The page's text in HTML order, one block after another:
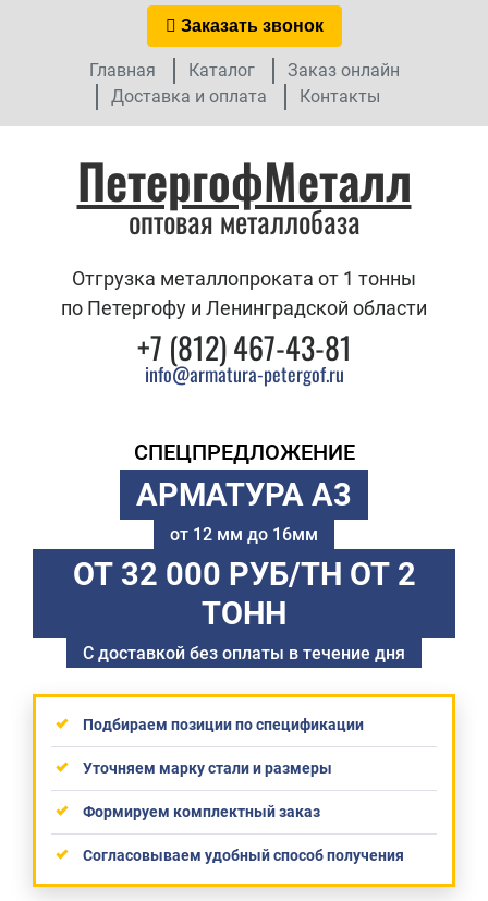
Заказать звонок
Главная Каталог
Заказ онлайн
Доставка и оплата
Контакты
ПетергофМеталл
оптовая металлобаза
Отгрузка металлопроката от 1 тонны
по Петергофу и Ленинградской области
+7 (812) 467-43-81
info@armatura-petergof.ru
СПЕЦПРЕДЛОЖЕНИЕ
АРМАТУРА А3
от 12 мм до 16мм
ОТ 32 000 РУБ/ТН ОТ 2
ТОНН
С доставкой без оплаты в течение дня
Подбираем позиции по спецификации
Уточняем марку стали и размеры
Формируем комплектный заказ
Согласовываем удобный способ получения